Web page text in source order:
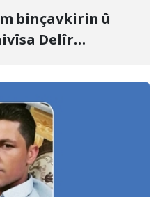
binçavkirin û
Delîr